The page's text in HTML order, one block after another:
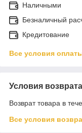
Наличными
Безналичный
Кредитование
Все условия
Условия возврата
Возврат товара в
Все условия